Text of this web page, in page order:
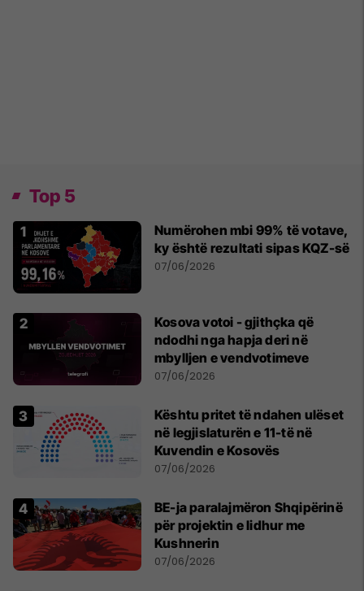
Top 5
Numërohen mbi 99% të votave,
ky është rezultati sipas KQZ-së
07/06/2026
Kosova votoi - gjithçka që
ndodhi nga hapja deri në
mbylljen e vendvotimeve
07/06/2026
Kështu pritet të ndahen ulëset
në legjislaturën e 11-të në
Kuvendin e Kosovës
07/06/2026
BE-ja paralajmëron Shqipërinë
për projektin e lidhur me
Kushnerin
07/06/2026